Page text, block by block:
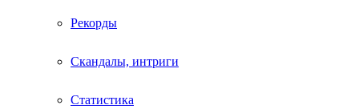
Рекорды
Скандалы, интриги
Статистика